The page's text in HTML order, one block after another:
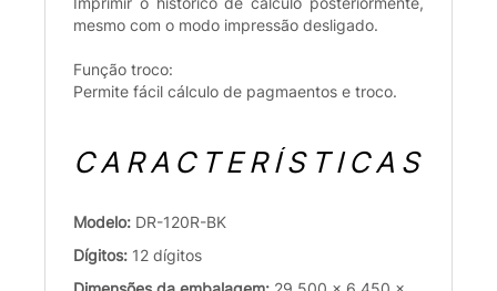
mesmo com o modo impressão desligado.
Função troco:
Permite fácil cálculo de pagmaentos e troco.
CARACTERÍSTICAS
Modelo: DR-120R-BK
Dígitos: 12 dígitos